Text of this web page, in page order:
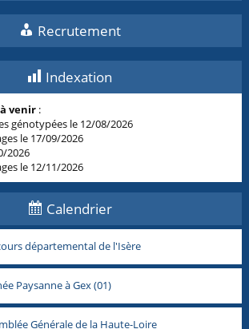
Recrutement
Indexation
venir :
génotypées le 12/08/2026
le 17/09/2026
2026
le 12/11/2026
Calendrier
départemental de l'Isère
Paysanne à Gex (01)
Générale de la Haute-Loire